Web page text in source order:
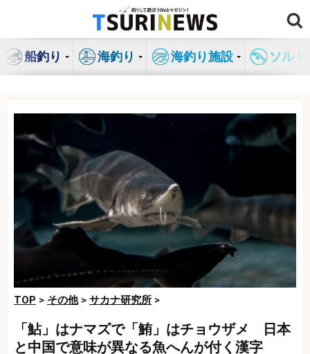
ン
船釣り 海釣り 海釣り施設 ソル
TOP > その他> サカナ研究所 >
「鮎」はナマズで「鮪」はチョウザメ 日本
と中国で意味が異なる魚へんが付く漢字